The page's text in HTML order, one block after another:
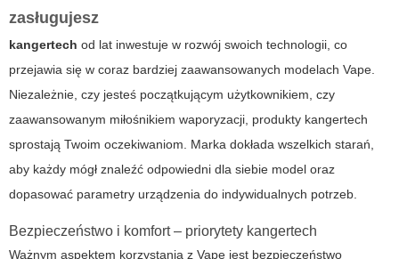
zasługujesz
kangertech od lat inwestuje w rozwój swoich technologii, co
przejawia się w coraz bardziej zaawansowanych modelach Vape.
Niezależnie, czy jesteś początkującym użytkownikiem, czy
zaawansowanym miłośnikiem waporyzacji, produkty kangertech
sprostają Twoim oczekiwaniom. Marka dokłada wszelkich starań,
aby każdy mógł znaleźć odpowiedni dla siebie model oraz
dopasować parametry urządzenia do indywidualnych potrzeb.
Bezpieczeństwo i komfort – priorytety kangertech
Ważnym aspektem korzystania z Vape jest bezpieczeństwo